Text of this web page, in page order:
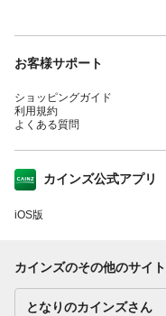
お客様サポート
ショッピングガイド
利用規約
よくある質問
カインズ公式アプリ
iOS版
カインズのその他のサイト
となりのカインズさん